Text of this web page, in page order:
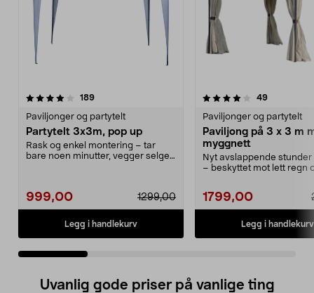
189anmeldelser
Paviljonger og partytelt
Partytelt 3x3m, pop up
Rask og enkel montering – tar
bare noen minutter, vegger selges
999,00 1299,00
Legg i handlekurv
4.0 av 5 stjerner 49
Paviljonger og partytelt
Paviljong på 3 x 3 m
myggnett
Nyt avslappende stunder
– beskyttet mot lett regn
1799,00
Legg i handlekurv
4.0 av 5 stjerner
Uvanlig gode priser på vanlige ting